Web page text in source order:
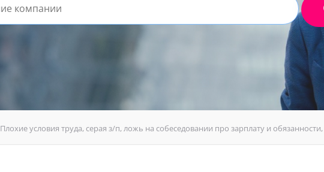
Плохие условия труда, серая з/п, ложь на собеседовании про зарплату и